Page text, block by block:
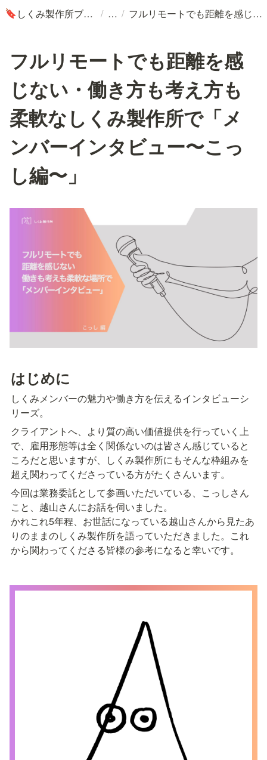
🔖 しくみ製作所ブログ / / フルリモートでも距離を感じない・働き方も考え方も柔軟なしくみ製作所で「メンバーインタビュー〜こっし編〜」
フルリモートでも距離を感
じない・働き方も考え方も
柔軟なしくみ製作所で「メ
ンバーインタビュー〜こっ
し編〜」
はじめに
しくみメンバーの魅力や働き方を伝えるインタビューシ
リーズ。
クライアントへ、より質の高い価値提供を行っていく上
で、雇用形態等は全く関係ないのは皆さん感じていると
ころだと思いますが、しくみ製作所にもそんな枠組みを
超え関わってくださっている方がたくさんいます。
今回は業務委託として参画いただいている、こっしさん
こと、越山さんにお話を伺いました。
かれこれ5年程、お世話になっている越山さんから見たあ
りのままのしくみ製作所を語っていただきました。これ
から関わってくださる皆様の参考になると幸いです。